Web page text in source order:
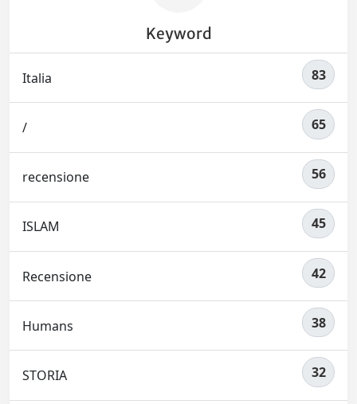
Keyword
Italia 83
/ 65
recensione 56
ISLAM 45
Recensione 42
Humans 38
STORIA 32